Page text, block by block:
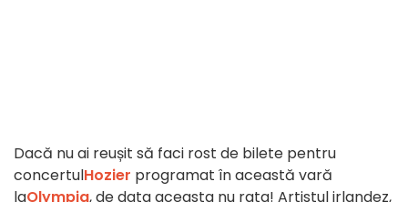
Dacă nu ai reușit să faci rost de bilete pentru
concertulHozier programat în această vară
laOlympia, de data aceasta nu rata! Artistul irlandez,